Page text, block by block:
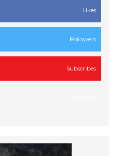
Likes
Followers
Subscribes